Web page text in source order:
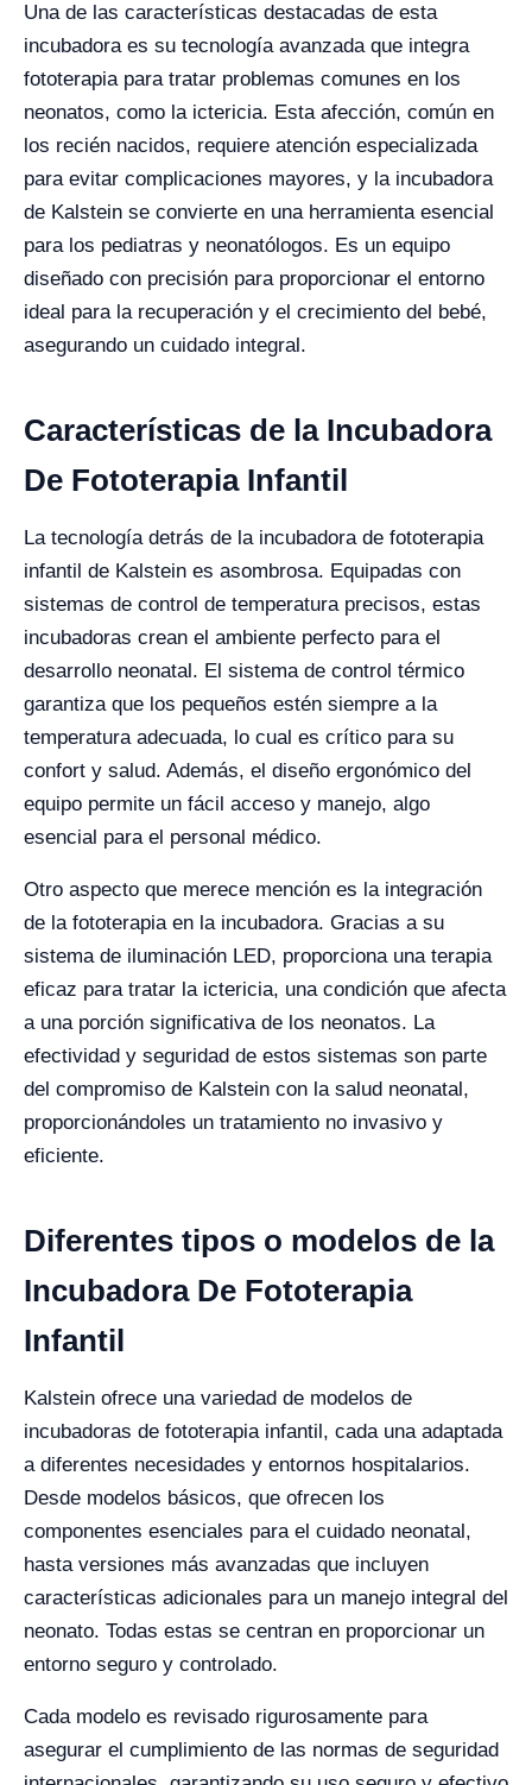
Una de las características destacadas de esta
incubadora es su tecnología avanzada que integra
fototerapia para tratar problemas comunes en los
neonatos, como la ictericia. Esta afección, común en
los recién nacidos, requiere atención especializada
para evitar complicaciones mayores, y la incubadora
de Kalstein se convierte en una herramienta esencial
para los pediatras y neonatólogos. Es un equipo
diseñado con precisión para proporcionar el entorno
ideal para la recuperación y el crecimiento del bebé,
asegurando un cuidado integral.
Características de la Incubadora
De Fototerapia Infantil
La tecnología detrás de la incubadora de fototerapia
infantil de Kalstein es asombrosa. Equipadas con
sistemas de control de temperatura precisos, estas
incubadoras crean el ambiente perfecto para el
desarrollo neonatal. El sistema de control térmico
garantiza que los pequeños estén siempre a la
temperatura adecuada, lo cual es crítico para su
confort y salud. Además, el diseño ergonómico del
equipo permite un fácil acceso y manejo, algo
esencial para el personal médico.
Otro aspecto que merece mención es la integración
de la fototerapia en la incubadora. Gracias a su
sistema de iluminación LED, proporciona una terapia
eficaz para tratar la ictericia, una condición que afecta
a una porción significativa de los neonatos. La
efectividad y seguridad de estos sistemas son parte
del compromiso de Kalstein con la salud neonatal,
proporcionándoles un tratamiento no invasivo y
eficiente.
Diferentes tipos o modelos de la
Incubadora De Fototerapia
Infantil
Kalstein ofrece una variedad de modelos de
incubadoras de fototerapia infantil, cada una adaptada
a diferentes necesidades y entornos hospitalarios.
Desde modelos básicos, que ofrecen los
componentes esenciales para el cuidado neonatal,
hasta versiones más avanzadas que incluyen
características adicionales para un manejo integral del
neonato. Todas estas se centran en proporcionar un
entorno seguro y controlado.
Cada modelo es revisado rigurosamente para
asegurar el cumplimiento de las normas de seguridad